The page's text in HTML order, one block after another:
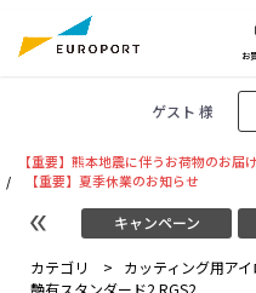
ゲスト 様
お
【重要】熊本地震に伴うお荷物のお届
/
【重要】夏季休業のお知らせ
キャンペーン
カテゴリ > カッティング用ア
艶有スタンダード2 RGS2